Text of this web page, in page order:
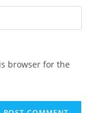
browser for the